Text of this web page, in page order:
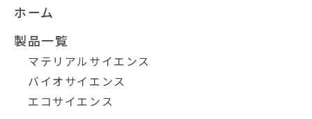
ホーム
製品一覧
マテリアルサイエンス
バイオサイエンス
エコサイエンス